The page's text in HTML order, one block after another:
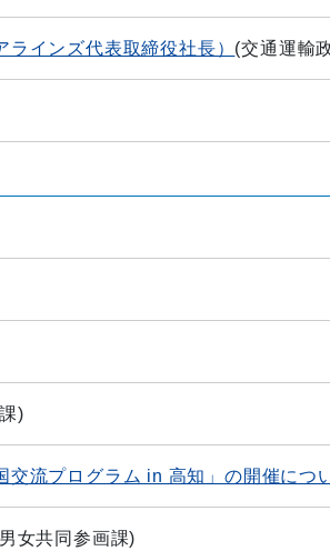
インズ代表取締役社長） (交通運輸
)
流プログラム in 高知」の開催につ
女共同参画課)